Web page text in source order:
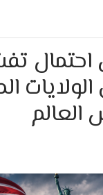
الولايات
العالم